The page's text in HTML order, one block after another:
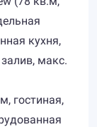
кухня,
макс.
гостиная,